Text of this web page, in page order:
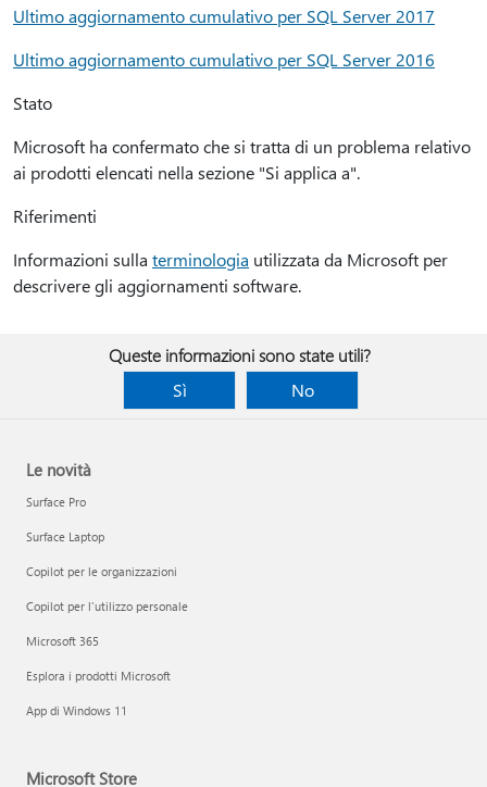
Ultimo aggiornamento cumulativo per SQL Server 2017
Ultimo aggiornamento cumulativo per SQL Server 2016
Stato
Microsoft ha confermato che si tratta di un problema relativo
ai prodotti elencati nella sezione "Si applica a".
Riferimenti
Informazioni sulla terminologia utilizzata da Microsoft per
descrivere gli aggiornamenti software.
Queste informazioni sono state utili?
Sì
No
Le novità
Surface Pro
Surface Laptop
Copilot per le organizzazioni
Copilot per l'utilizzo personale
Microsoft 365
Esplora i prodotti Microsoft
App di Windows 11
Microsoft Store